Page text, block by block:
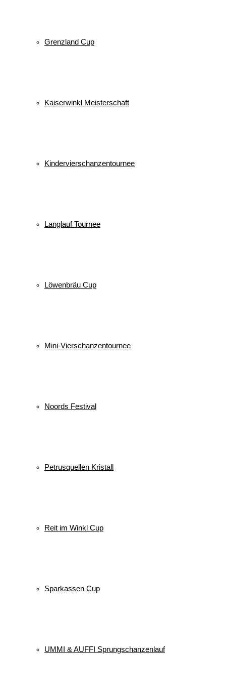
Grenzland Cup
Kaiserwinkl Meisterschaft
Kindervierschanzentournee
Langlauf Tournee
Löwenbräu Cup
Mini-Vierschanzentournee
Noords Festival
Petrusquellen Kristall
Reit im Winkl Cup
Sparkassen Cup
UMMI & AUFFI Sprungschanzenlauf